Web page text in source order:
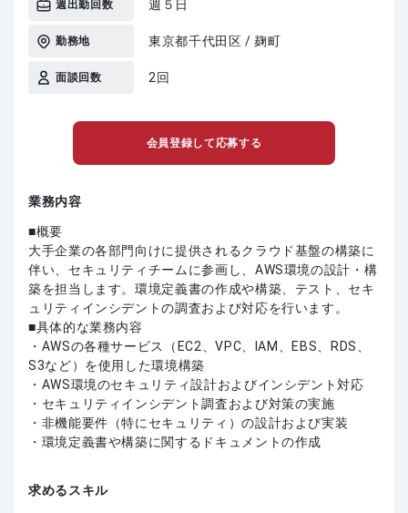
週出勤回数 週５日
勤務地 東京都千代田区 / 麹町
面談回数 2回
会員登録して応募する
業務内容
■概要
大手企業の各部門向けに提供されるクラウド基盤の構築に
伴い、セキュリティチームに参画し、AWS環境の設計・構
築を担当します。環境定義書の作成や構築、テスト、セキ
ュリティインシデントの調査および対応を行います。
■具体的な業務内容
・AWSの各種サービス（EC2、VPC、IAM、EBS、RDS、
S3など）を使用した環境構築
・AWS環境のセキュリティ設計およびインシデント対応
・セキュリティインシデント調査および対策の実施
・非機能要件（特にセキュリティ）の設計および実装
・環境定義書や構築に関するドキュメントの作成
求めるスキル